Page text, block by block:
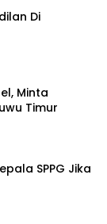
Di
Minta
Timur
SPPG Jika